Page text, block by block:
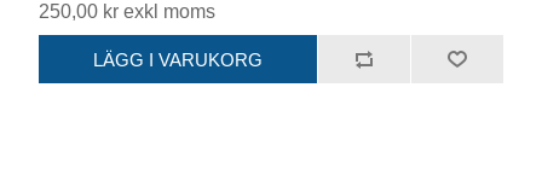
250,00 kr exkl moms